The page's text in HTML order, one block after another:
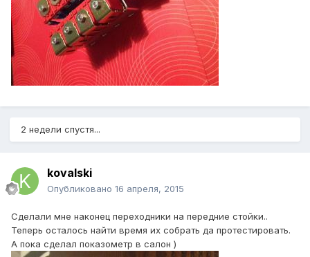
2 недели спустя...
kovalski
Опубликовано 16 апреля, 2015
Сделали мне наконец переходники на передние стойки..
Теперь осталось найти время их собрать да протестировать.
А пока сделал показометр в салон )